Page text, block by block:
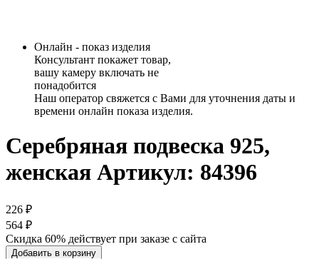
Онлайн - показ изделия
Консультант покажет товар,
вашу камеру включать не
понадобится
Наш оператор свяжется с Вами для уточнения даты и
времени онлайн показа изделия.
Серебряная подвеска 925,
женская Артикул: 84396
226 ₽
564 ₽
Скидка 60% действует при заказе с сайта
Добавить в корзину